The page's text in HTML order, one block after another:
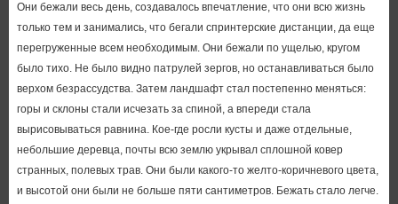
Они бежали весь день, создавалось впечатление, что они всю жизнь
только тем и занимались, что бегали спринтерские дистанции, да еще
перегруженные всем необходимым. Они бежали по ущелью, кругом
было тихо. Не было видно патрулей зергов, но останавливаться было
верхом безрассудства. Затем ландшафт стал постепенно меняться:
горы и склоны стали исчезать за спиной, а впереди стала
вырисовываться равнина. Кое-где росли кусты и даже отдельные,
небольшие деревца, почты всю землю укрывал сплошной ковер
странных, полевых трав. Они были какого-то желто-коричневого цвета,
и высотой они были не больше пяти сантиметров. Бежать стало легче.